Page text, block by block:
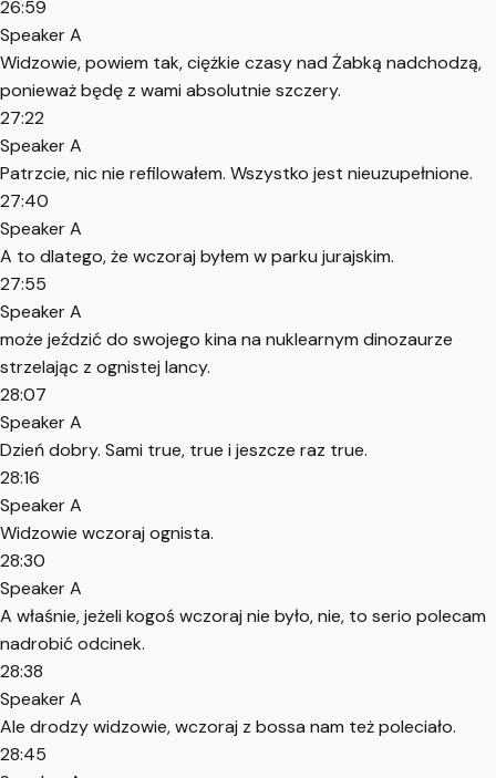
26:59
Speaker A
Widzowie, powiem tak, ciężkie czasy nad Żabką nadchodzą,
ponieważ będę z wami absolutnie szczery.
27:22
Speaker A
Patrzcie, nic nie refilowałem. Wszystko jest nieuzupełnione.
27:40
Speaker A
A to dlatego, że wczoraj byłem w parku jurajskim.
27:55
Speaker A
może jeździć do swojego kina na nuklearnym dinozaurze
strzelając z ognistej lancy.
28:07
Speaker A
Dzień dobry. Sami true, true i jeszcze raz true.
28:16
Speaker A
Widzowie wczoraj ognista.
28:30
Speaker A
A właśnie, jeżeli kogoś wczoraj nie było, nie, to serio polecam
nadrobić odcinek.
28:38
Speaker A
Ale drodzy widzowie, wczoraj z bossa nam też poleciało.
28:45